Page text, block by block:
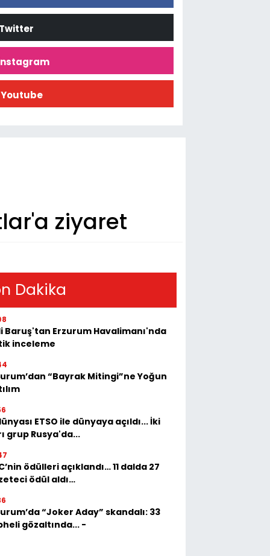
Twitter
Youtube
ziyaret
Dakika
Baruş'tan Erzurum Havalimanı'nda
inceleme
“Bayrak Mitingi”ne Yoğun
ETSO ile dünyaya açıldı... İki
grup Rusya'da...
ödülleri açıklandı… 11 dalda 27
ödül aldı…
“Joker Aday” skandalı: 33
gözaltında... -